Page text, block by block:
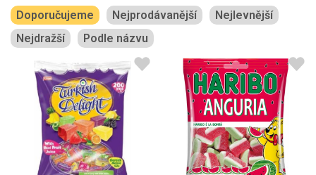
Doporučujeme Nejprodávanější
Nejlevnější
Nejdražší
Podle názvu